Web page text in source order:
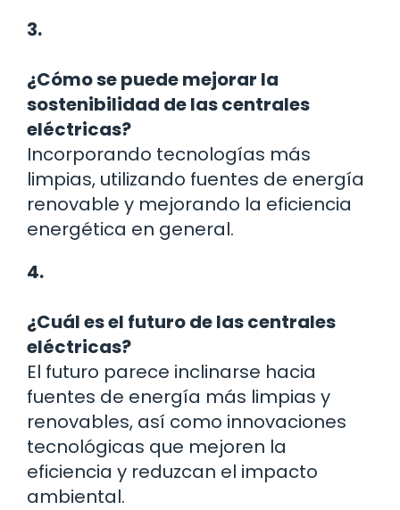
3.
¿Cómo se puede mejorar la
sostenibilidad de las centrales
eléctricas?
Incorporando tecnologías más
limpias, utilizando fuentes de energía
renovable y mejorando la eficiencia
energética en general.
4.
¿Cuál es el futuro de las centrales
eléctricas?
El futuro parece inclinarse hacia
fuentes de energía más limpias y
renovables, así como innovaciones
tecnológicas que mejoren la
eficiencia y reduzcan el impacto
ambiental.